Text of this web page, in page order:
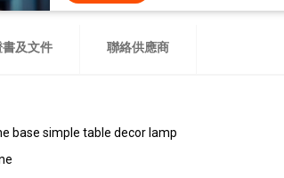
書及文件 聯絡供應商
base simple table decor lamp